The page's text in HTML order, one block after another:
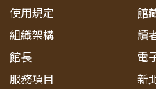
使用規定
組織架構
館長
服務項目
館
讀
電
新